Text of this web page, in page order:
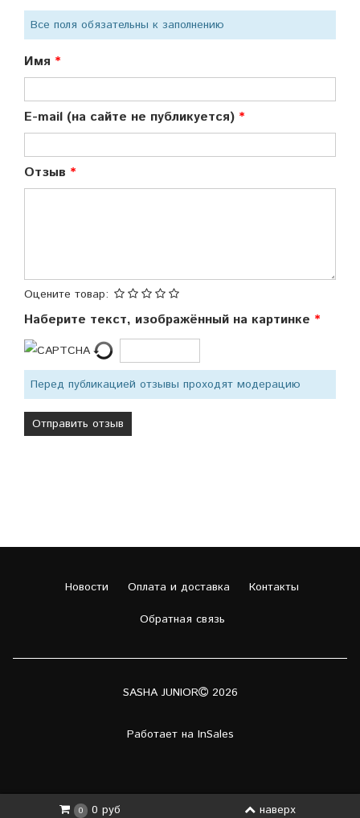
Все поля обязательны к заполнению
Имя
E-mail (на сайте не публикуется)
Отзыв
Оцените товар:
Наберите текст, изображённый на картинке
Перед публикацией отзывы проходят модерацию
Новости Оплата и доставка
Контакты
Обратная связь
SASHA JUNIOR 2026
Работает на InSales
0 0 руб наверх